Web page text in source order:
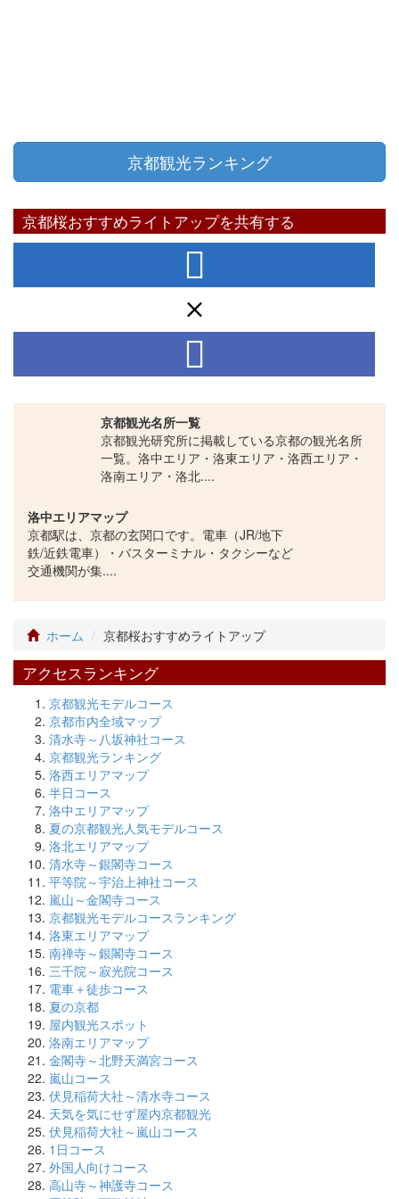
京都観光ランキング
京都桜おすすめライトアップを共有する
京都観光名所一覧
京都観光研究所に掲載している京都の観光名所
一覧。洛中エリア・洛東エリア・洛西エリア・
洛南エリア・洛北....
洛中エリアマップ
京都駅は、京都の玄関口です。電車（JR/地下
鉄/近鉄電車）・バスターミナル・タクシーなど
交通機関が集....
ホーム 京都桜おすすめライトアップ
アクセスランキング
京都観光モデルコース
京都市内全域マップ
清水寺～八坂神社コース
京都観光ランキング
洛西エリアマップ
半日コース
洛中エリアマップ
夏の京都観光人気モデルコース
洛北エリアマップ
清水寺～銀閣寺コース
平等院～宇治上神社コース
嵐山～金閣寺コース
京都観光モデルコースランキング
洛東エリアマップ
南禅寺～銀閣寺コース
三千院～寂光院コース
電車＋徒歩コース
夏の京都
屋内観光スポット
洛南エリアマップ
金閣寺～北野天満宮コース
嵐山コース
伏見稲荷大社～清水寺コース
天気を気にせず屋内京都観光
伏見稲荷大社～嵐山コース
1日コース
外国人向けコース
高山寺～神護寺コース